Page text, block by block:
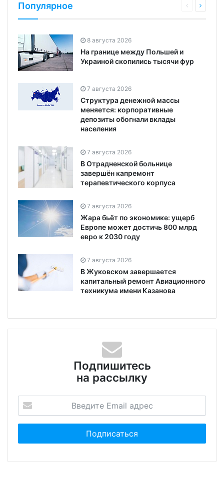
Популярное
8 августа 2026
На границе между Польшей и
Украиной скопились тысячи фур
7 августа 2026
Структура денежной массы
меняется: корпоративные
депозиты обогнали вклады
населения
7 августа 2026
В Отрадненской больнице
завершён капремонт
терапевтического корпуса
7 августа 2026
Жара бьёт по экономике: ущерб
Европе может достичь 800 млрд
евро к 2030 году
7 августа 2026
В Жуковском завершается
капитальный ремонт Авиационного
техникума имени Казанова
Подпишитесь
на рассылку